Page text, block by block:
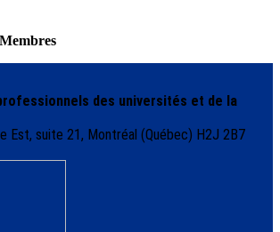
des universités et de la
Est, suite 21, Montréal (Québec) H2J 2B7